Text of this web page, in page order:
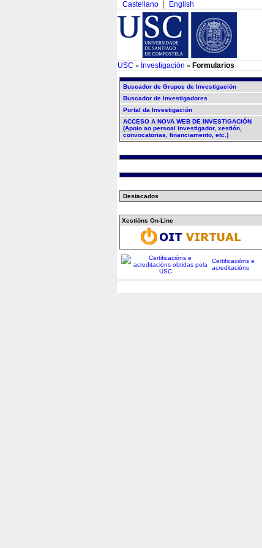
Castellano English
USC » Investigación » Formularios
Buscador de Grupos de Investigación
Buscador de investigadores
Portal da Investigación
ACCESO A NOVA WEB DE INVESTIGACIÓN
(Apoio ao persoal investigador, xestión,
convocatorias, financiamento, etc.)
Destacados
Xestións On-Line
Certificacións e
acreditacións